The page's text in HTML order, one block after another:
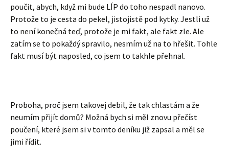
poučit, abych, když mi bude LÍP do toho nespadl nanovo.
Protože to je cesta do pekel, jistojistě pod kytky. Jestli už
to není konečná teď, protože je mi fakt, ale fakt zle. Ale
zatím se to pokaždý spravilo, nesmím už na to hřešit. Tohle
fakt musí být naposled, co jsem to takhle přehnal.
Proboha, proč jsem takovej debil, že tak chlastám a že
neumím přijít domů? Možná bych si měl znovu přečíst
poučení, které jsem si v tomto deníku již zapsal a měl se
jimi řídit.